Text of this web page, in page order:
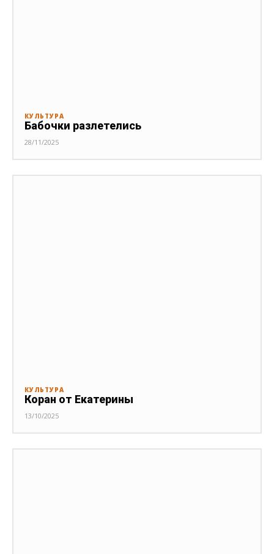
КУЛЬТУРА
Бабочки разлетелись
28/11/2025
КУЛЬТУРА
Коран от Екатерины
13/10/2025